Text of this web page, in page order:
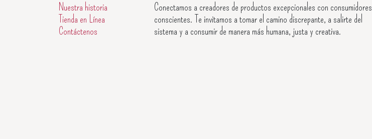
Nuestra historia
Tienda en Línea
Contáctenos
Conectamos a creadores de productos excepcionales con consumidores
conscientes. Te invitamos a tomar el camino discrepante, a salirte del
sistema y a consumir de manera más humana, justa y creativa.